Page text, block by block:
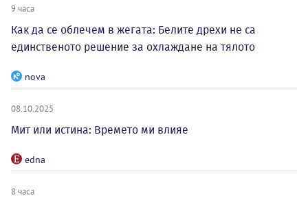
9 часа
Как да се облечем в жегата: Белите дрехи не са
единственото решение за охлаждане на тялото
nova
08.10.2025
Мит или истина: Времето ми влияе
edna
8 часа